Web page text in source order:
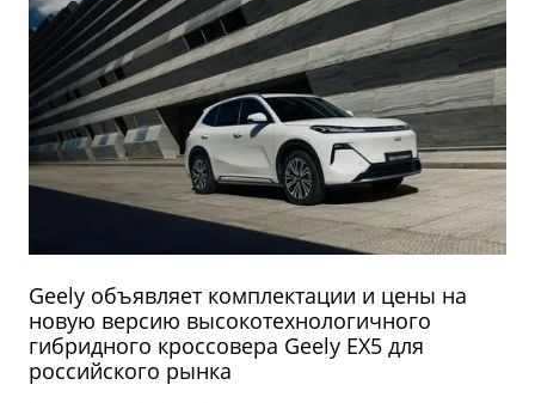
Geely объявляет комплектации и цены на
новую версию высокотехнологичного
гибридного кроссовера Geely EX5 для
российского рынка